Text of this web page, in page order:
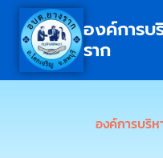
องค์การบ
ราก
องค์การบริ